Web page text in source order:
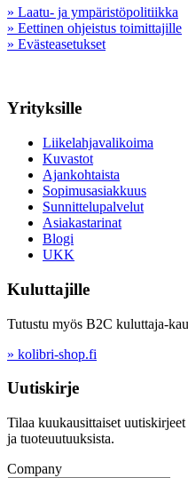
» Laatu- ja ympäristöpolitiikka
» Eettinen ohjeistus toimittajille
» Evästeasetukset
Yrityksille
Liikelahjavalikoima
Kuvastot
Ajankohtaista
Sopimusasiakkuus
Sunnittelupalvelut
Asiakastarinat
Blogi
UKK
Kuluttajille
Tutustu myös B2C kuluttaja-
» kolibri-shop.fi
Uutiskirje
Tilaa kuukausittaiset
ja tuoteuutuuksista.
Company